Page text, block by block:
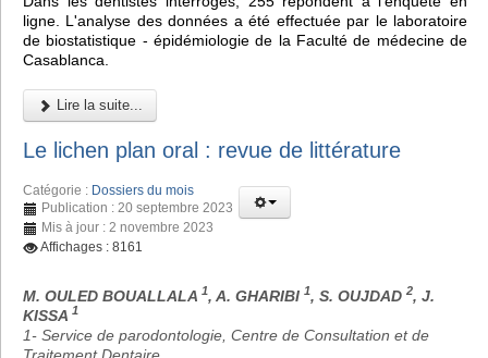
ligne. L'analyse des données a été effectuée par le laboratoire
de biostatistique - épidémiologie de la Faculté de médecine de
Casablanca.
Lire la suite...
Le lichen plan oral : revue de littérature
Catégorie : Dossiers du mois
Publication : 20 septembre 2023
Mis à jour : 2 novembre 2023
Affichages : 8161
M. OULED BOUALLALA 1, A. GHARIBI 1, S. OUJDAD 2, J.
KISSA 1
1- Service de parodontologie, Centre de Consultation et de
Traitement Dentaire